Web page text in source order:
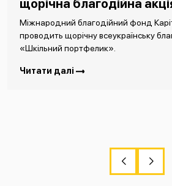
щорічна благодійна
Міжнародний благодійний фонд
проводить щорічну всеукраїнську
«Шкільний портфелик».
Читати далі